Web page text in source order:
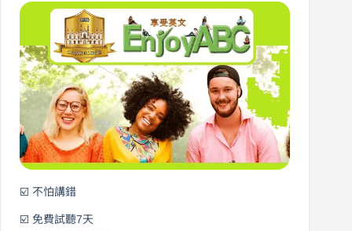
說｜
元
英
語！
☑️ 不怕講錯
☑️ 免費試聽7天